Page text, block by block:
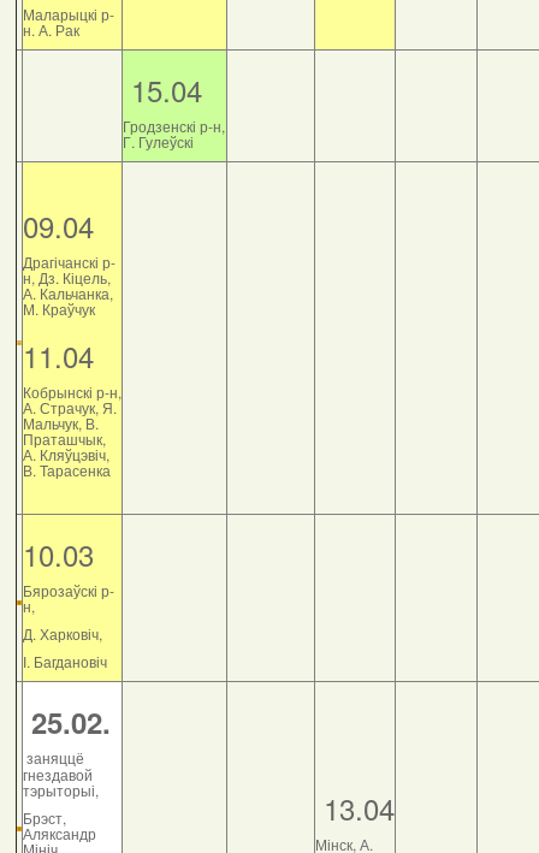
Маларыцкі р-
н. А. Рак
15.04
Гродзенскі р-н,
Г. Гулеўскі
09.04
Драгічанскі р-
н, Дз. Кіцель,
А. Кальчанка,
М. Краўчук
11.04
Кобрынскі р-н,
А. Страчук, Я.
Мальчук, В.
Праташчык,
А. Кляўцэвіч,
В. Тарасенка
10.03
Бярозаўскі р-
н,
Д. Харковіч,
І. Багдановіч
25.02.
заняццё
гнездавой
тэрыторыі,
Брэст,
Аляксандр
Мініч
13.04
Мінск, А.